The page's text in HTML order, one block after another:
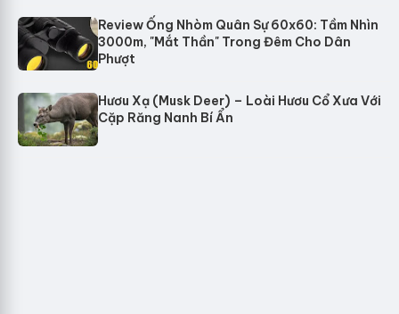
Review Ống Nhòm Quân Sự 60x60: Tầm Nhìn
3000m, "Mắt Thần" Trong Đêm Cho Dân
Phượt
Hươu Xạ (Musk Deer) – Loài Hươu Cổ Xưa Với
Cặp Răng Nanh Bí Ẩn